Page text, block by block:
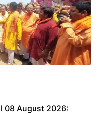
08 August 2026: